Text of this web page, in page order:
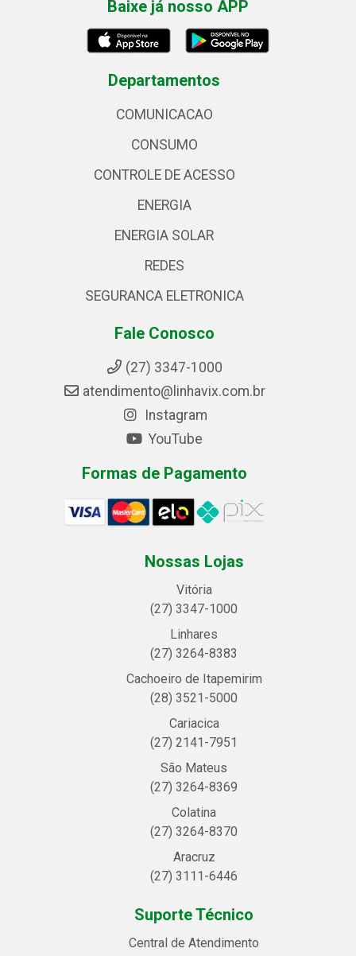
Baixe já nosso APP
Departamentos
COMUNICACAO
CONSUMO
CONTROLE DE ACESSO
ENERGIA
ENERGIA SOLAR
REDES
SEGURANCA ELETRONICA
Fale Conosco
(27) 3347-1000
atendimento@linhavix.com.br
Instagram
YouTube
Formas de Pagamento
Nossas Lojas
Vitória
(27) 3347-1000
Linhares
(27) 3264-8383
Cachoeiro de Itapemirim
(28) 3521-5000
Cariacica
(27) 2141-7951
São Mateus
(27) 3264-8369
Colatina
(27) 3264-8370
Aracruz
(27) 3111-6446
Suporte Técnico
Central de Atendimento